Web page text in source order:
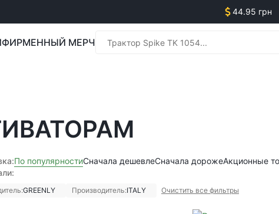
44.95 грн
ФИРМЕННЫЙ МЕРЧ
По популярностиСначала дешевлеСначала дорожеАкционные
GREENLY Производитель:ITALY Очистить все фильтры